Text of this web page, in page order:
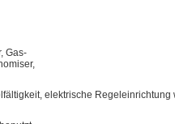
Gas-
elektrische